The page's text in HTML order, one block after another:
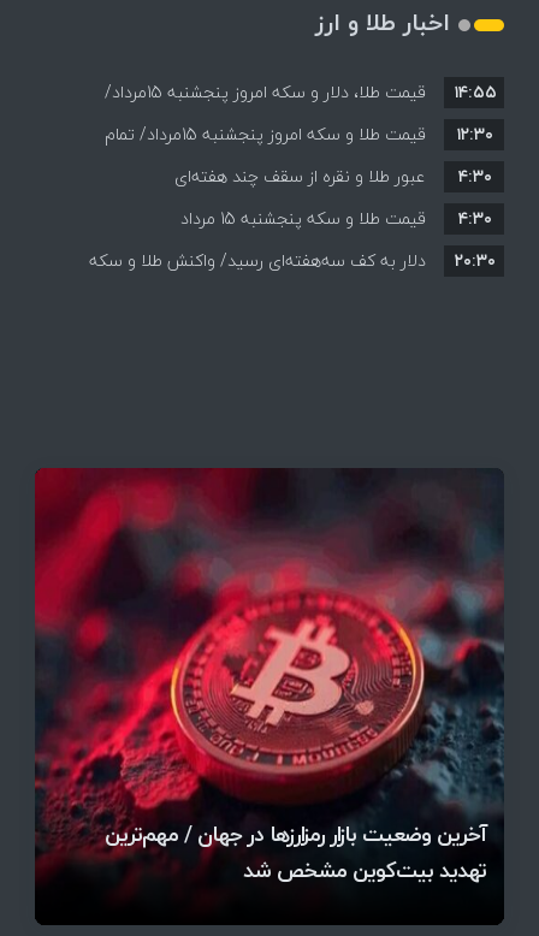
اخبار طلا و ارز
قیمت طلا، دلار و سکه امروز پنجشنبه 15مرداد/
افزایش قیمت ها + جدول
۱۴:۵۵
قیمت طلا و سکه امروز پنجشنبه 15مرداد/ تمام
قیمت ها بر مدار افزایش + جدول
۱۲:۳۰
عبور طلا و نقره از سقف چند هفته‌ای
۴:۳۰
قیمت طلا و سکه پنجشنبه 15 مرداد
۴:۳۰
دلار به کف سه‌هفته‌ای رسید/ واکنش طلا و سکه
۲۰:۳۰
آخرین وضعیت بازار رمزارزها در جهان / مهم‌ترین
تهدید بیت‌کوین مشخص شد
اتفاق تاریخی در بازار رمزارزها / بیت‌کوین سبز شد
قیمت تتر، بیت‌کوین و اتریوم امروز دوشنبه ۵ مرداد
۱۴۰۵ | بیت‌کوین این مرز را از دست بدهد، همه‌چیز
تغییر می‌کند
رقابت پنهان دولت‌ها بر سر بیت‌کوین/ ۱۰ کشور برتر
کدامند؟
اتفاق مهم در بازار رمزارزها / بیت‌کوین وارد فاز تازه شد
تازه‌ترین رسوایی ارز دیجیتال؛ شکایت میلیاردی روی
میز / ۶۲۲ بیت‌کوین کجا رفت؟
بحران بدهی شرکت‌ها و خطر فروش اجباری میلیاردها
دلار بیت‌کوین
آیا بیت‌کوین دوباره به کانال ۴۴ هزار دلار برمی‌گردد؟